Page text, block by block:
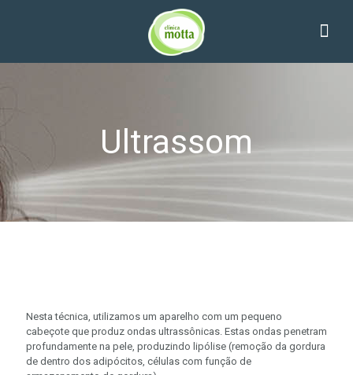
Ultrassom
Nesta técnica, utilizamos um aparelho com um pequeno
cabeçote que produz ondas ultrassônicas. Estas ondas penetram
profundamente na pele, produzindo lipólise (remoção da gordura
de dentro dos adipócitos, células com função de